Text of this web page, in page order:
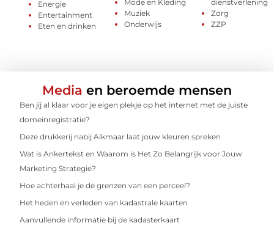
Energie
Entertainment
Eten en drinken
Mode en Kleding
Muziek
Onderwijs
dienstverlening
Zorg
ZZP
Media en beroemde mensen
Ben jij al klaar voor je eigen plekje op het internet met de juiste
domeinregistratie?
Deze drukkerij nabij Alkmaar laat jouw kleuren spreken
Wat is Ankertekst en Waarom is Het Zo Belangrijk voor Jouw
Marketing Strategie?
Hoe achterhaal je de grenzen van een perceel?
Het heden en verleden van kadastrale kaarten
Aanvullende informatie bij de kadasterkaart